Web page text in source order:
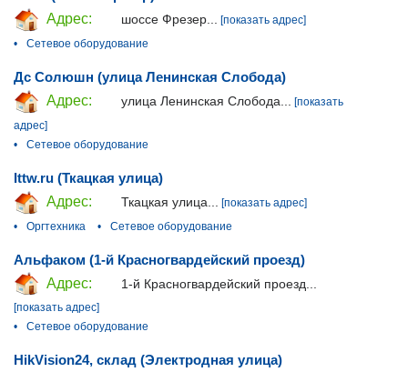
Адрес:
шоссе Фрезер... [показать адрес]
•
Сетевое оборудование
Дс Солюшн (улица Ленинская Слобода)
Адрес:
улица Ленинская Слобода...
[показать
адрес]
•
Сетевое оборудование
Ittw.ru (Ткацкая улица)
Адрес:
Ткацкая улица...
[показать адрес]
•
Оргтехника • Сетевое оборудование
Альфаком (1-й Красногвардейский проезд)
Адрес:
1-й Красногвардейский проезд...
[показать адрес]
•
Сетевое оборудование
HikVision24, склад (Электродная улица)